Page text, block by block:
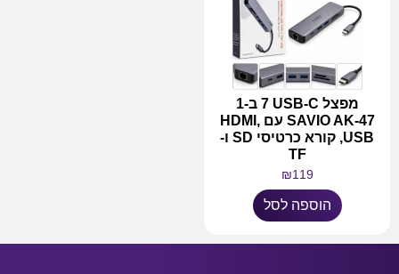
מפצל USB-C ‏7 ב-1
SAVIO AK-47 עם HDMI,
USB, קורא כרטיסי SD ו-
TF
₪119
הוספה לסל